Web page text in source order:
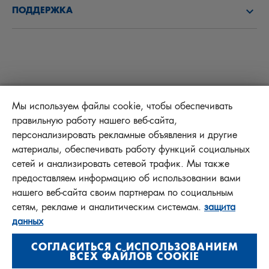
ПОДДЕРЖКА
BENEFIT PROGRAM
MANN+HUMMEL FT Poland
Sp. z o. o. Sp. k.
ul. Wrocławska 145, 63-800 GOSTYŃ, POLAND
Privacy Statement
Imprint
Мы используем файлы cookie, чтобы обеспечивать
правильную работу нашего веб-сайта,
персонализировать рекламные объявления и другие
материалы, обеспечивать работу функций социальных
сетей и анализировать сетевой трафик. Мы также
предоставляем информацию об использовании вами
нашего веб-сайта своим партнерам по социальным
сетям, рекламе и аналитическим системам. защита
данных
СОГЛАСИТЬСЯ С ИСПОЛЬЗОВАНИЕМ
ВСЕХ ФАЙЛОВ COOKIE